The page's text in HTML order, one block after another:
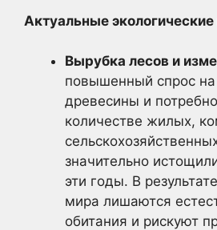
Актуальные
Вырубка лесов и
повышенный спрос на
древесины и
количестве жилых,
значительно
эти годы. В
мира лишаются
обитания и рискуют